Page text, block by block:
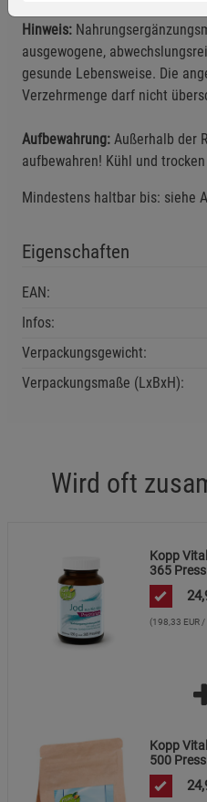
Hinweis:
ausgewogene,
gesunde Lebensweise. Die
Verzehrmenge darf nicht
Aufbewahrung: Außerhalb der
aufbewahren! Kühl und
Mindestens haltbar bis: siehe
Eigenschaften
EAN:
Infos:
Verpackungsgewicht:
Verpackungsmaße (LxBxH):
Wird oft
Kopp
365
(198,33 EUR /
Kopp
500
Qualität /
Zurück Einstellungen speichern
Einwilligung nicht erteilen
Beschreibung Notwendige Cookies
Beschreibung Statistik Cookies
Cookie-
Beschreibung Marketing Cookies